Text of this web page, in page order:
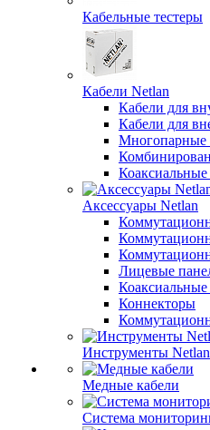
Кабельные тестеры
Кабели Netlan
Кабели для
Кабели для
Многопарные
Коаксиальные
Аксессуары Netlan
Лицевые
Коаксиальные
Коннекторы
Инструменты Netlan
Медные кабели
Система